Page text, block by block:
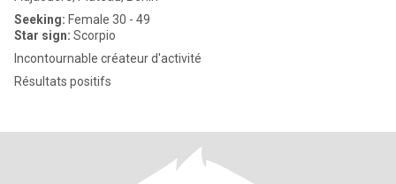
Seeking: Female 30 - 49
Star sign: Scorpio
Incontournable créateur d'activité
Résultats positifs